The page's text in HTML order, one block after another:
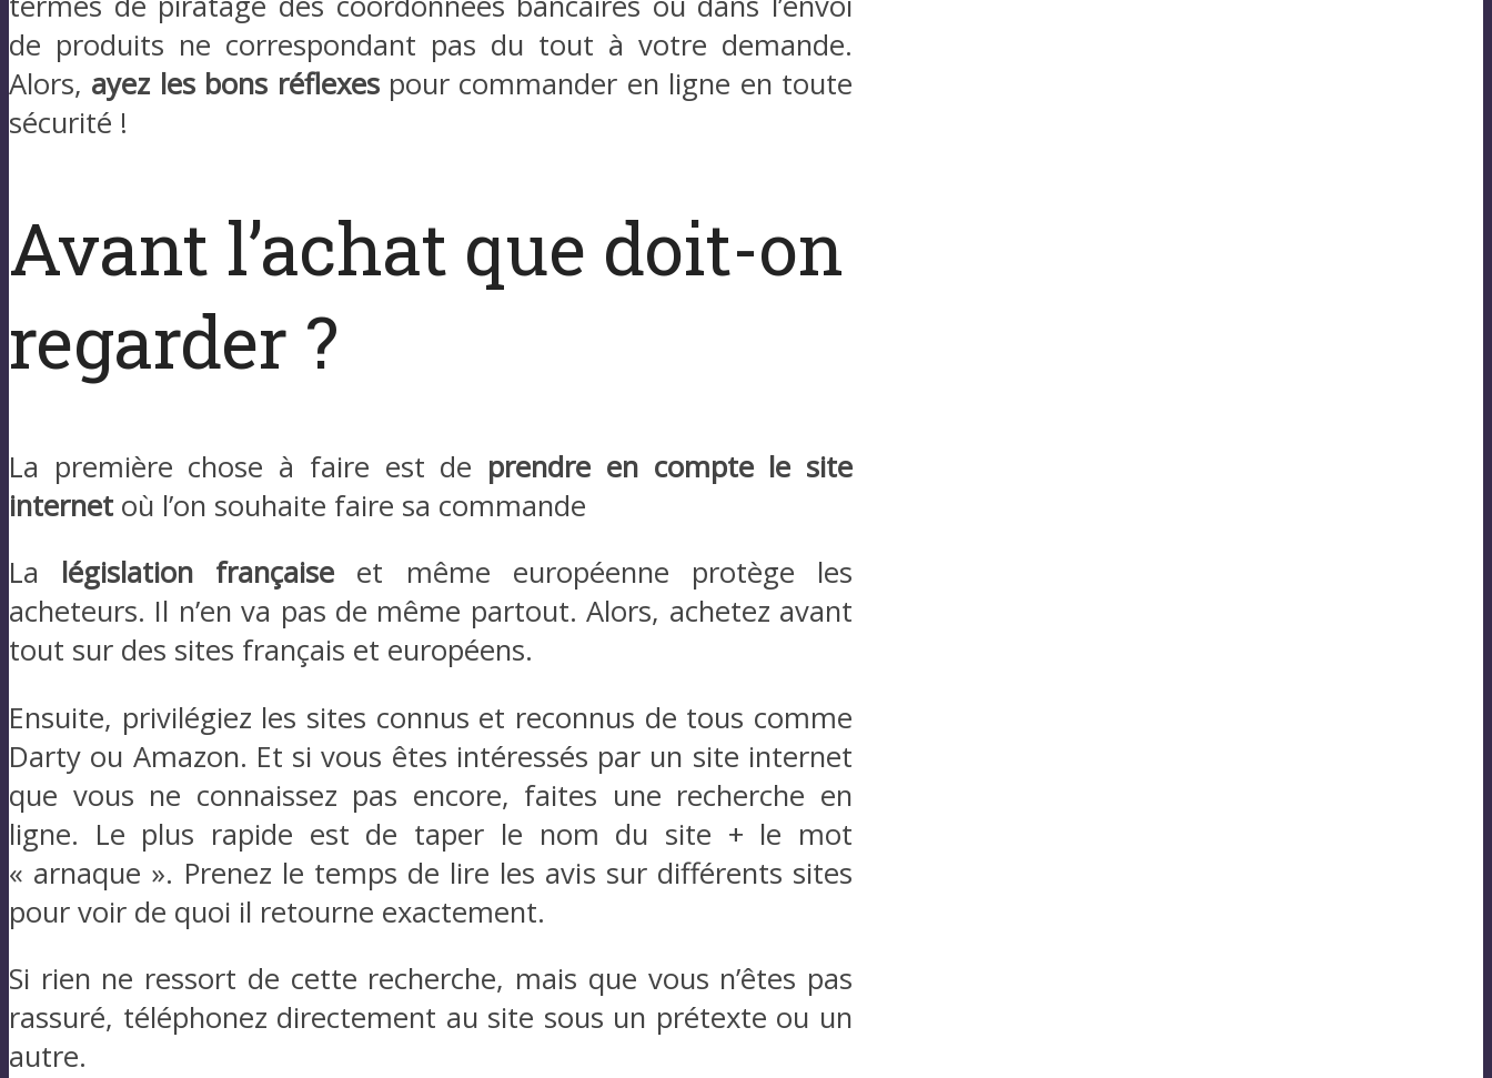
de produits ne correspondant pas du tout à votre demande.
Alors, ayez les bons réflexespour commander en ligne en toute
sécurité !
Avant l’achat que doit-on
regarder ?
La première chose à faire est de prendre en compte le site
internet où l’on souhaite faire sa commande
La législation française et même européenne protège les
acheteurs. Il n’en va pas de même partout. Alors, achetez avant
tout sur des sites français et européens.
Ensuite, privilégiez les sites connus et reconnus de tous comme
Darty ou Amazon. Et si vous êtes intéressés par un site internet
que vous ne connaissez pas encore, faites une recherche en
ligne. Le plus rapide est de taper le nom du site + le mot
« arnaque ». Prenez le temps de lire les avis sur différents sites
pour voir de quoi il retourne exactement.
Si rien ne ressort de cette recherche, mais que vous n’êtes pas
rassuré, téléphonez directement au site sous un prétexte ou un
autre.